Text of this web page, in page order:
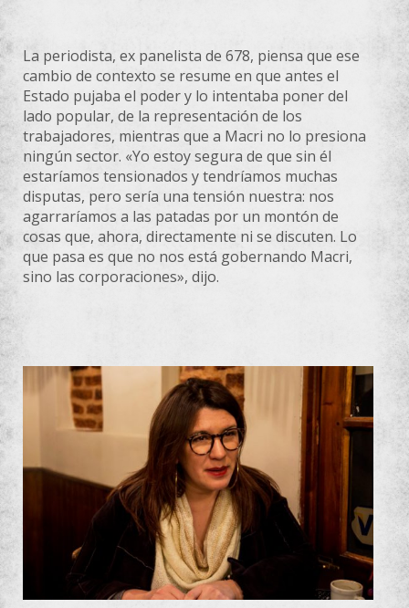
La periodista, ex panelista de 678, piensa que ese
cambio de contexto se resume en que antes el
Estado pujaba el poder y lo intentaba poner del
lado popular, de la representación de los
trabajadores, mientras que a Macri no lo presiona
ningún sector. «Yo estoy segura de que sin él
estaríamos tensionados y tendríamos muchas
disputas, pero sería una tensión nuestra: nos
agarraríamos a las patadas por un montón de
cosas que, ahora, directamente ni se discuten. Lo
que pasa es que no nos está gobernando Macri,
sino las corporaciones», dijo.